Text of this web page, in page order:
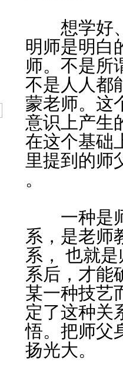
想学好、
明师是明白
师。不是所
不是人人都
蒙老师。这
意识上产生
在这个基础
里提到的师
。
一种是师
系，是老师
系， 也就
系后，才能
某一种技艺
定了这种关
悟。把师父
扬光大。